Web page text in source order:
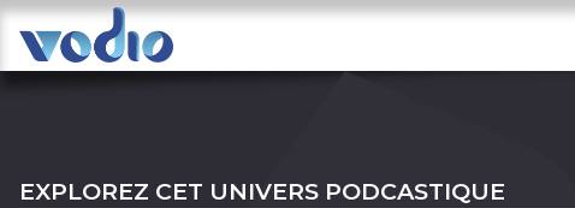
EXPLOREZ CET UNIVERS PODCASTIQUE